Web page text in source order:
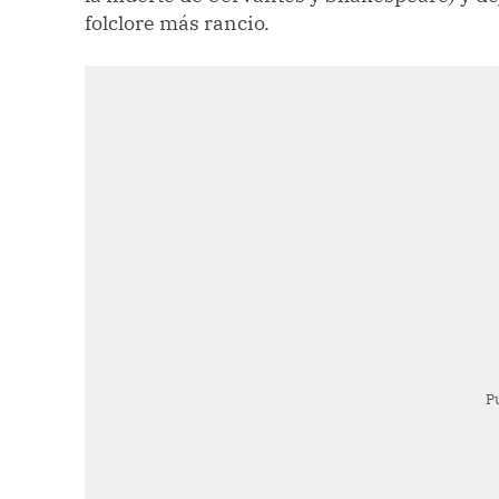
folclore más rancio.